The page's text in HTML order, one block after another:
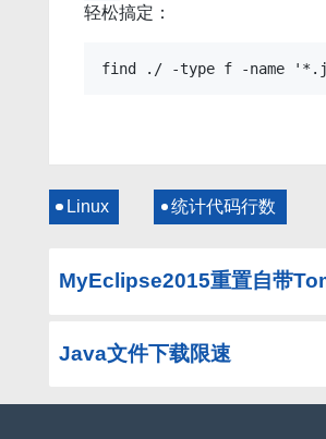
轻松搞定：
Linux 统计代码行数
MyEclipse2015重置自带
Java文件下载限速